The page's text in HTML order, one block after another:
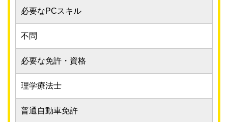
必要なPCスキル
不問
必要な免許・資格
理学療法士
普通自動車免許